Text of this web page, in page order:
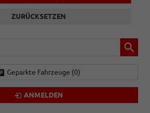
ZURÜCKSETZEN
Geparkte Fahrzeuge (0)
ANMELDEN